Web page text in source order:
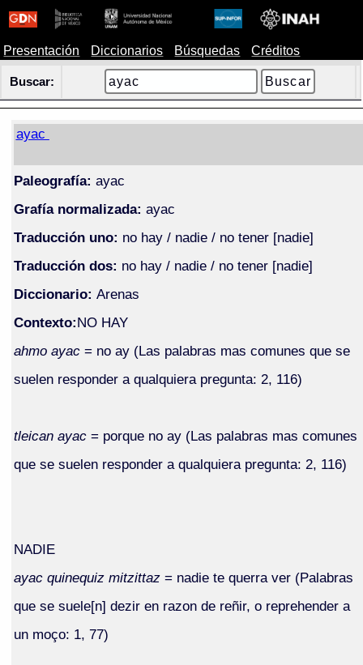
Presentación Diccionarios Búsquedas Créditos
Buscar:
ayac
Paleografía: ayac
Grafía normalizada: ayac
Traducción uno: no hay / nadie / no tener [nadie]
Traducción dos: no hay / nadie / no tener [nadie]
Diccionario: Arenas
Contexto:NO HAY
ahmo ayac = no ay (Las palabras mas comunes que se
suelen responder a qualquiera pregunta: 2, 116)
tleican ayac = porque no ay (Las palabras mas comunes
que se suelen responder a qualquiera pregunta: 2, 116)
NADIE
ayac quinequiz mitzittaz = nadie te querra ver (Palabras
que se suele[n] dezir en razon de reñir, o reprehender a
un moço: 1, 77)